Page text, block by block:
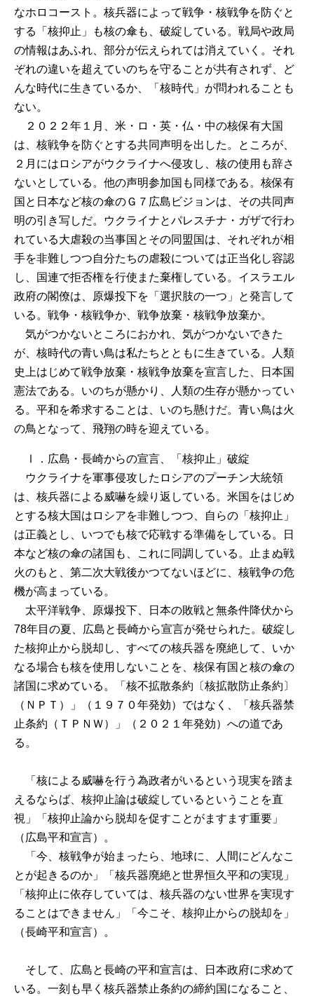
なホロコースト。核兵器によって戦争・核戦争を防ぐと
する「核抑止」も核の傘も、破綻している。戦局や政局
の情報はあふれ、部分が伝えられては消えていく。それ
ぞれの違いを超えていのちを守ることが共有されず、ど
んな時代に生きているか、「核時代」が問われることも
ない。
２０２２年１月、米・ロ・英・仏・中の核保有大国
は、核戦争を防ぐとする共同声明を出した。ところが、
２月にはロシアがウクライナへ侵攻し、核の使用も辞さ
ないとしている。他の声明参加国も同様である。核保有
国と日本など核の傘のＧ７広島ビジョンは、その共同声
明の引き写しだ。ウクライナとパレスチナ・ガザで行わ
れている大虐殺の当事国とその同盟国は、それぞれが相
手を非難しつつ自分たちの虐殺については正当化し容認
し、国連で拒否権を行使また棄権している。イスラエル
政府の閣僚は、原爆投下を「選択肢の一つ」と発言して
いる。戦争・核戦争か、戦争放棄・核戦争放棄か。
気がつかないところにおかれ、気がつかないできた
が、核時代の青い鳥は私たちとともに生きている。人類
史上はじめて戦争放棄・核戦争放棄を宣言した、日本国
憲法である。いのちが懸かり、人類の生存が懸かってい
る。平和を希求することは、いのち懸けだ。青い鳥は火
の鳥となって、飛翔の時を迎えている。
Ⅰ．広島・長崎からの宣言、「核抑止」破綻
ウクライナを軍事侵攻したロシアのプーチン大統領
は、核兵器による威嚇を繰り返している。米国をはじめ
とする核大国はロシアを非難しつつ、自らの「核抑止」
は正義とし、いつでも核で応戦する準備をしている。日
本など核の傘の諸国も、これに同調している。止まぬ戦
火のもと、第二次大戦後かつてないほどに、核戦争の危
機が高まっている。
太平洋戦争、原爆投下、日本の敗戦と無条件降伏から
78年目の夏、広島と長崎から宣言が発せられた。破綻し
た核抑止から脱却し、すべての核兵器を廃絶して、いか
なる場合も核を使用しないことを、核保有国と核の傘の
諸国に求めている。「核不拡散条約〔核拡散防止条約〕
（ＮＰＴ）」（１９７０年発効）ではなく、「核兵器禁
止条約（ＴＰＮＷ）」（２０２１年発効）への道であ
る。
「核による威嚇を行う為政者がいるという現実を踏ま
えるならば、核抑止論は破綻しているということを直
視」「核抑止論から脱却を促すことがますます重要」
（広島平和宣言）。
「今、核戦争が始まったら、地球に、人間にどんなこ
とが起きるのか」「核兵器廃絶と世界恒久平和の実現」
「核抑止に依存していては、核兵器のない世界を実現す
ることはできません」「今こそ、核抑止からの脱却を」
（長崎平和宣言）。
そして、広島と長崎の平和宣言は、日本政府に求めて
いる。一刻も早く核兵器禁止条約の締約国になること、